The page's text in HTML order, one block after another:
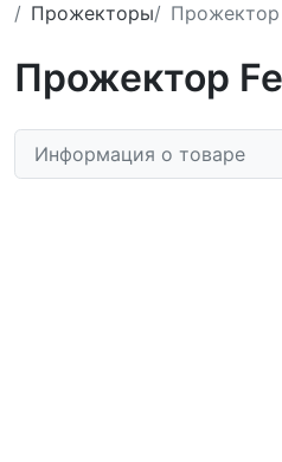
Прожекторы
Прожектор
Прожектор
Информация о товаре